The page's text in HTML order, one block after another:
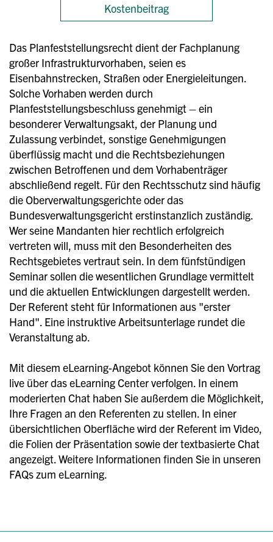
Kostenbeitrag
Das Planfeststellungsrecht dient der Fachplanung
großer Infrastrukturvorhaben, seien es
Eisenbahnstrecken, Straßen oder Energieleitungen.
Solche Vorhaben werden durch
Planfeststellungsbeschluss genehmigt – ein
besonderer Verwaltungsakt, der Planung und
Zulassung verbindet, sonstige Genehmigungen
überflüssig macht und die Rechtsbeziehungen
zwischen Betroffenen und dem Vorhabenträger
abschließend regelt. Für den Rechtsschutz sind häufig
die Oberverwaltungsgerichte oder das
Bundesverwaltungsgericht erstinstanzlich zuständig.
Wer seine Mandanten hier rechtlich erfolgreich
vertreten will, muss mit den Besonderheiten des
Rechtsgebietes vertraut sein. In dem fünfstündigen
Seminar sollen die wesentlichen Grundlage vermittelt
und die aktuellen Entwicklungen dargestellt werden.
Der Referent steht für Informationen aus "erster
Hand". Eine instruktive Arbeitsunterlage rundet die
Veranstaltung ab.
Mit diesem eLearning-Angebot können Sie den Vortrag
live über das eLearning Center verfolgen. In einem
moderierten Chat haben Sie außerdem die Möglichkeit,
Ihre Fragen an den Referenten zu stellen. In einer
übersichtlichen Oberfläche wird der Referent im Video,
die Folien der Präsentation sowie der textbasierte Chat
angezeigt. Weitere Informationen finden Sie in unseren
FAQs zum eLearning.